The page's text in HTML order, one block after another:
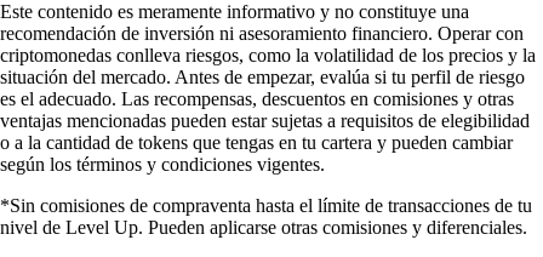
Este contenido es meramente informativo y no constituye una
recomendación de inversión ni asesoramiento financiero. Operar con
criptomonedas conlleva riesgos, como la volatilidad de los precios y la
situación del mercado. Antes de empezar, evalúa si tu perfil de riesgo
es el adecuado. Las recompensas, descuentos en comisiones y otras
ventajas mencionadas pueden estar sujetas a requisitos de elegibilidad
o a la cantidad de tokens que tengas en tu cartera y pueden cambiar
según los términos y condiciones vigentes.
*Sin comisiones de compraventa hasta el límite de transacciones de tu
nivel de Level Up. Pueden aplicarse otras comisiones y diferenciales.